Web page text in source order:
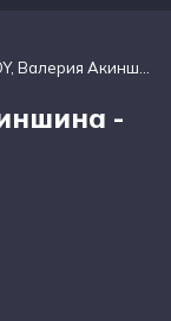
Акиншина - Делим-делим
-